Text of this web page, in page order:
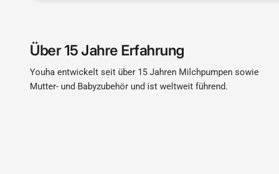
Über 15 Jahre Erfahrung
Youha entwickelt seit über 15 Jahren Milchpumpen sowie
Mutter- und Babyzubehör und ist weltweit führend.